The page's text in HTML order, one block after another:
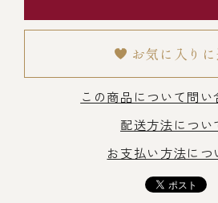
お気に入り
この商品について問い
配送方法につい
お支払い方法につ